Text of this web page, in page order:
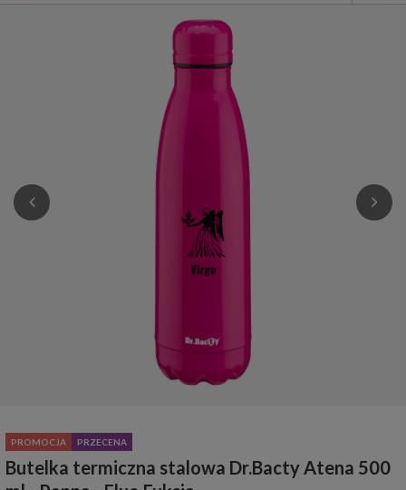
PROMOCJA PRZECENA
Butelka termiczna stalowa Dr.Bacty Atena 500